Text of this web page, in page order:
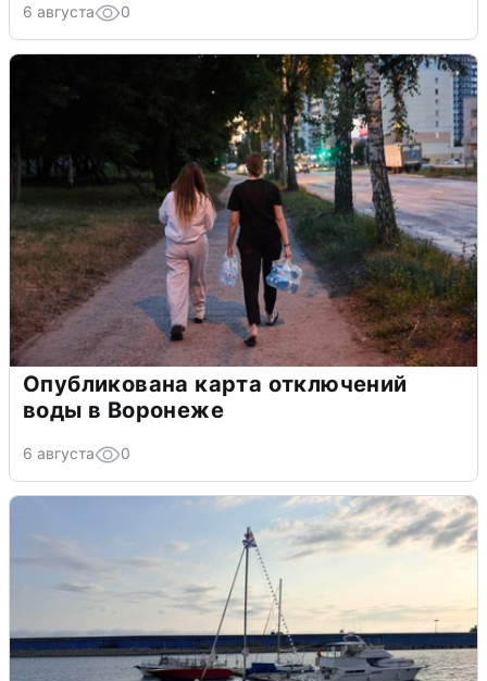
6 августа 0
Опубликована карта отключений
воды в Воронеже
6 августа 0